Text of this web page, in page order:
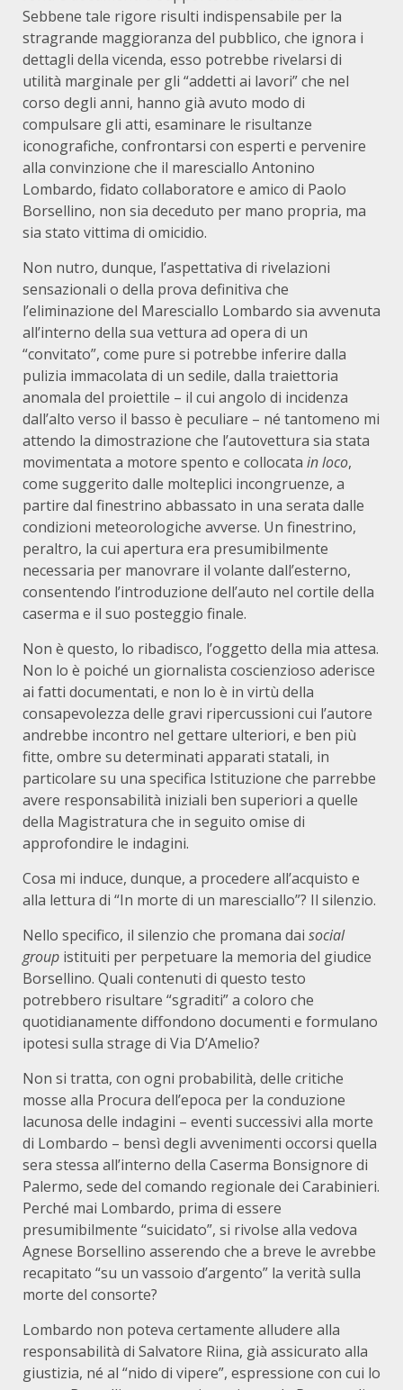
Sebbene tale rigore risulti indispensabile per la
stragrande maggioranza del pubblico, che ignora i
dettagli della vicenda, esso potrebbe rivelarsi di
utilità marginale per gli “addetti ai lavori” che nel
corso degli anni, hanno già avuto modo di
compulsare gli atti, esaminare le risultanze
iconografiche, confrontarsi con esperti e pervenire
alla convinzione che il maresciallo Antonino
Lombardo, fidato collaboratore e amico di Paolo
Borsellino, non sia deceduto per mano propria, ma
sia stato vittima di omicidio.
Non nutro, dunque, l’aspettativa di rivelazioni
sensazionali o della prova definitiva che
l’eliminazione del Maresciallo Lombardo sia avvenuta
all’interno della sua vettura ad opera di un
“convitato”, come pure si potrebbe inferire dalla
pulizia immacolata di un sedile, dalla traiettoria
anomala del proiettile – il cui angolo di incidenza
dall’alto verso il basso è peculiare – né tantomeno mi
attendo la dimostrazione che l’autovettura sia stata
movimentata a motore spento e collocata in loco,
come suggerito dalle molteplici incongruenze, a
partire dal finestrino abbassato in una serata dalle
condizioni meteorologiche avverse. Un finestrino,
peraltro, la cui apertura era presumibilmente
necessaria per manovrare il volante dall’esterno,
consentendo l’introduzione dell’auto nel cortile della
caserma e il suo posteggio finale.
Non è questo, lo ribadisco, l’oggetto della mia attesa.
Non lo è poiché un giornalista coscienzioso aderisce
ai fatti documentati, e non lo è in virtù della
consapevolezza delle gravi ripercussioni cui l’autore
andrebbe incontro nel gettare ulteriori, e ben più
fitte, ombre su determinati apparati statali, in
particolare su una specifica Istituzione che parrebbe
avere responsabilità iniziali ben superiori a quelle
della Magistratura che in seguito omise di
approfondire le indagini.
Cosa mi induce, dunque, a procedere all’acquisto e
alla lettura di “In morte di un maresciallo”? Il silenzio.
Nello specifico, il silenzio che promana dai social
group istituiti per perpetuare la memoria del giudice
Borsellino. Quali contenuti di questo testo
potrebbero risultare “sgraditi” a coloro che
quotidianamente diffondono documenti e formulano
ipotesi sulla strage di Via D’Amelio?
Non si tratta, con ogni probabilità, delle critiche
mosse alla Procura dell’epoca per la conduzione
lacunosa delle indagini – eventi successivi alla morte
di Lombardo – bensì degli avvenimenti occorsi quella
sera stessa all’interno della Caserma Bonsignore di
Palermo, sede del comando regionale dei Carabinieri.
Perché mai Lombardo, prima di essere
presumibilmente “suicidato”, si rivolse alla vedova
Agnese Borsellino asserendo che a breve le avrebbe
recapitato “su un vassoio d’argento” la verità sulla
morte del consorte?
Lombardo non poteva certamente alludere alla
responsabilità di Salvatore Riina, già assicurato alla
giustizia, né al “nido di vipere”, espressione con cui lo